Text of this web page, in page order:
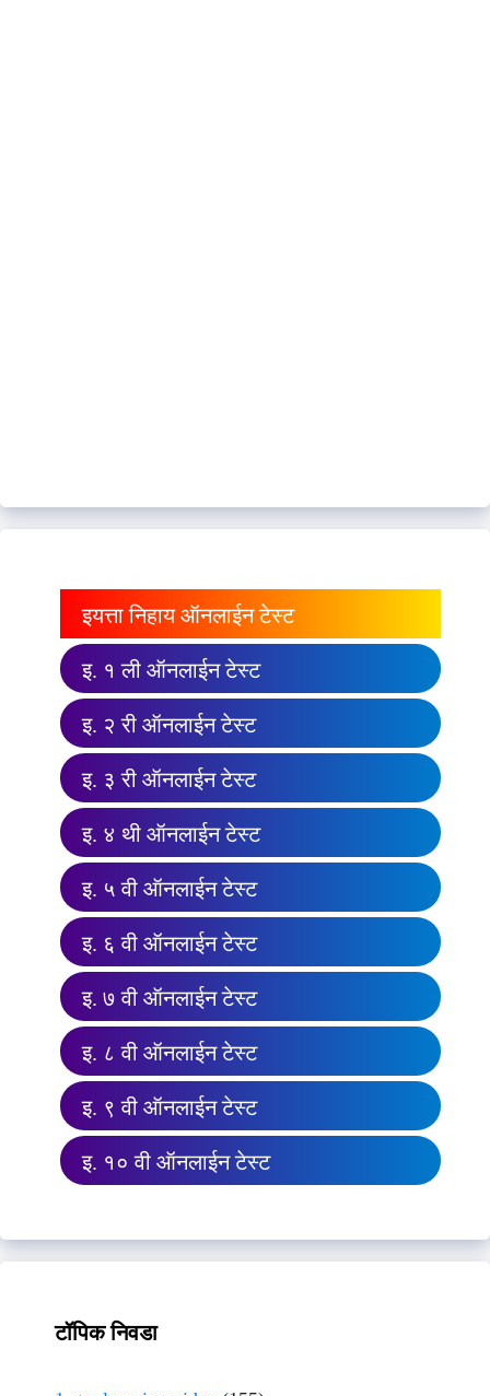
इयत्ता निहाय ऑनलाईन टेस्ट
इ. १ ली ऑनलाईन टेस्ट
इ. २ री ऑनलाईन टेस्ट
इ. ३ री ऑनलाईन टेस्ट
इ. ४ थी ऑनलाईन टेस्ट
इ. ५ वी ऑनलाईन टेस्ट
इ. ६ वी ऑनलाईन टेस्ट
इ. ७ वी ऑनलाईन टेस्ट
इ. ८ वी ऑनलाईन टेस्ट
इ. ९ वी ऑनलाईन टेस्ट
इ. १० वी ऑनलाईन टेस्ट
टॉपिक निवडा